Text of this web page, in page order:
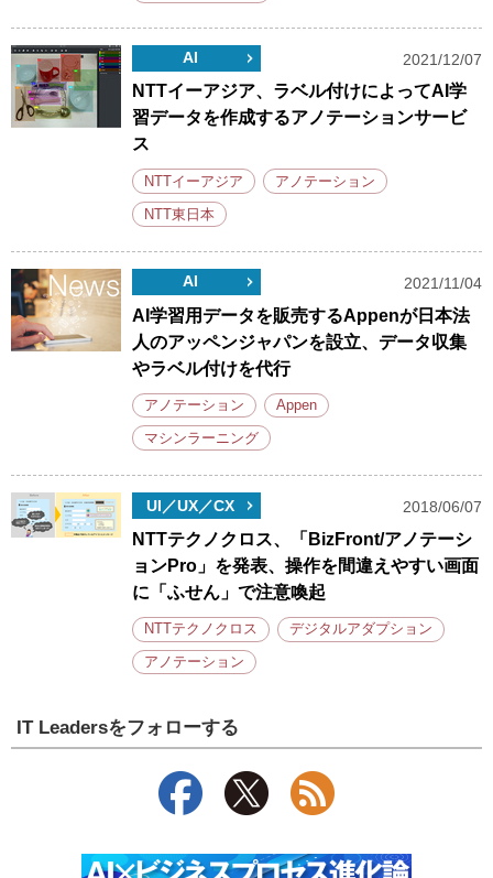
AI 2021/12/07
NTTイーアジア、ラベル付けによってAI学
習データを作成するアノテーションサービ
ス
NTTイーアジア アノテーション
NTT東日本
AI 2021/11/04
AI学習用データを販売するAppenが日本法
人のアッペンジャパンを設立、データ収集
やラベル付けを代行
アノテーション Appen
マシンラーニング
UI／UX／CX 2018/06/07
NTTテクノクロス、「BizFront/アノテーシ
ョンPro」を発表、操作を間違えやすい画面
に「ふせん」で注意喚起
NTTテクノクロス デジタルアダプション
アノテーション
IT Leadersをフォローする